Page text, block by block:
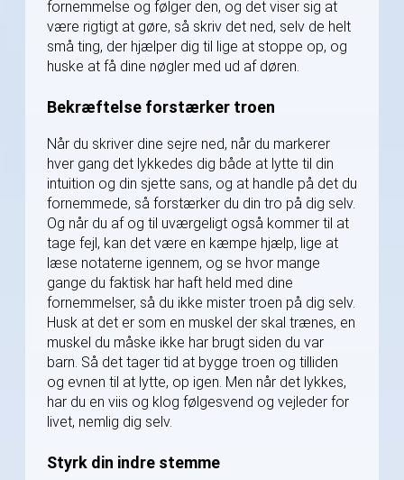
fornemmelse og følger den, og det viser sig at
være rigtigt at gøre, så skriv det ned, selv de helt
små ting, der hjælper dig til lige at stoppe op, og
huske at få dine nøgler med ud af døren.
Bekræftelse forstærker troen
Når du skriver dine sejre ned, når du markerer
hver gang det lykkedes dig både at lytte til din
intuition og din sjette sans, og at handle på det du
fornemmede, så forstærker du din tro på dig selv.
Og når du af og til uværgeligt også kommer til at
tage fejl, kan det være en kæmpe hjælp, lige at
læse notaterne igennem, og se hvor mange
gange du faktisk har haft held med dine
fornemmelser, så du ikke mister troen på dig selv.
Husk at det er som en muskel der skal trænes, en
muskel du måske ikke har brugt siden du var
barn. Så det tager tid at bygge troen og tilliden
og evnen til at lytte, op igen. Men når det lykkes,
har du en viis og klog følgesvend og vejleder for
livet, nemlig dig selv.
Styrk din indre stemme